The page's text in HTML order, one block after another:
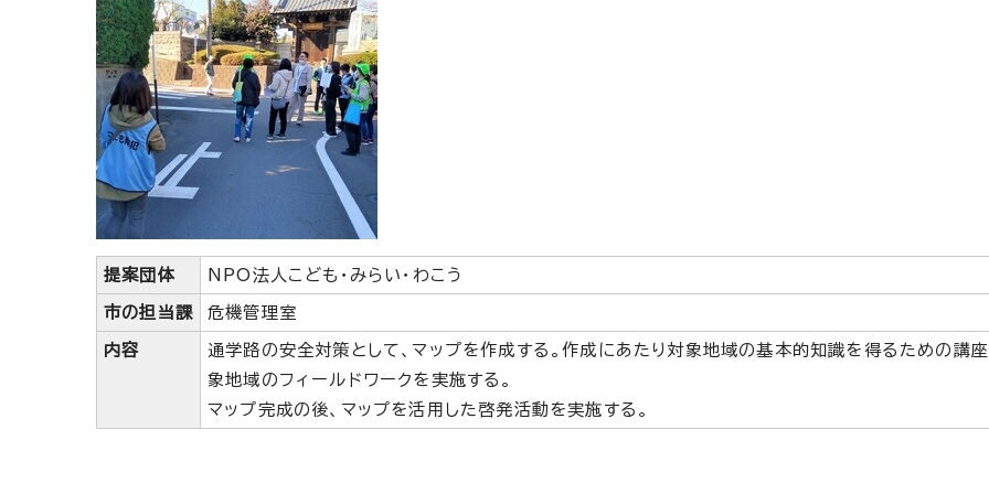
提案団体 NPO法人こども・みらい・わこう
市の担当課 危機管理室
内容
通学路の安全対策として、マップを作成する。作成にあたり対象地域の基本的知識を得るための講座
象地域のフィールドワークを実施する。
マップ完成の後、マップを活用した啓発活動を実施する。